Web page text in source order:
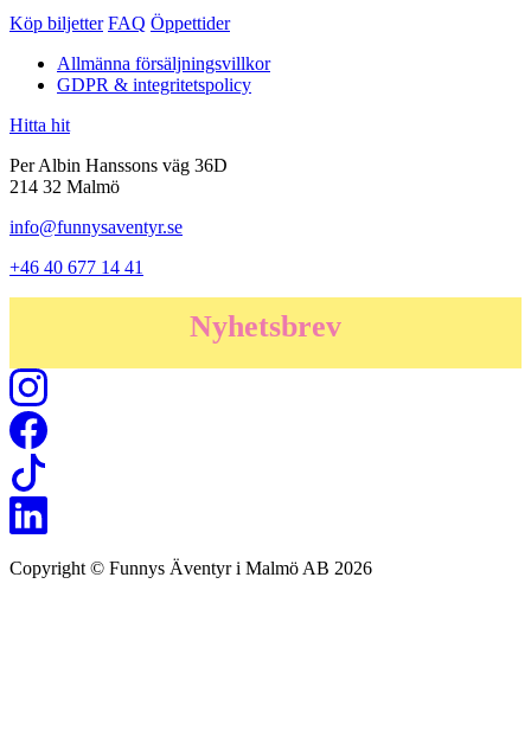
Köp biljetter FAQ Öppettider
Allmänna försäljningsvillkor
GDPR & integritetspolicy
Hitta hit
Per Albin Hanssons väg 36D
214 32 Malmö
info@funnysaventyr.se
+46 40 677 14 41
Nyhetsbrev
Copyright © Funnys Äventyr i Malmö AB 2026